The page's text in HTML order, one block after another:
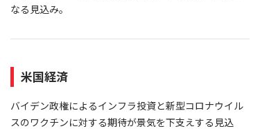
なる見込み。
米国経済
バイデン政権によるインフラ投資と新型コロナウイル
スのワクチンに対する期待が景気を下支えする見込